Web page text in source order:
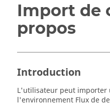
Import de
propos
Introduction
L'utilisateur peut importer
l'environnement Flux de